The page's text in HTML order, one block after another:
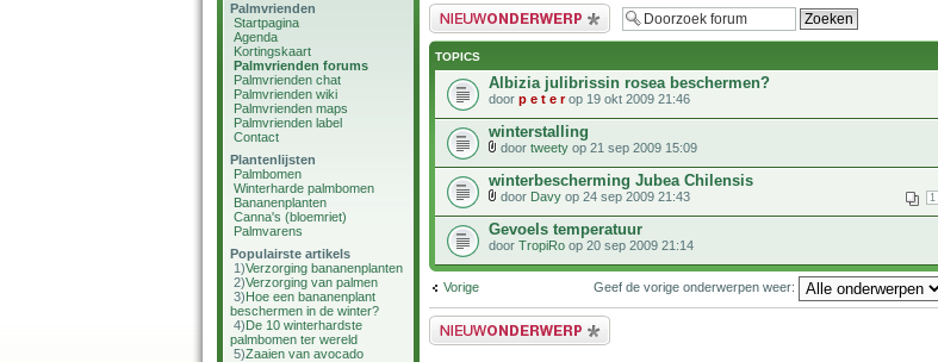
Palmvrienden
Startpagina
Agenda
Kortingskaart
Palmvrienden forums
Palmvrienden chat
Palmvrienden wiki
Palmvrienden maps
Palmvrienden label
Contact
Plantenlijsten
Palmbomen
Winterharde palmbomen
Bananenplanten
Canna's (bloemriet)
Palmvarens
Populairste artikels
1)Verzorging bananenplanten
2)Verzorging van palmen
3)Hoe een bananenplant
beschermen in de winter?
4)De 10 winterhardste
palmbomen ter wereld
5)Zaaien van avocado
Plaats een nieuw bericht
TOPICS
Albizia julibrissin rosea beschermen?
door p e t e rop 19 okt 2009 21:46
winterstalling
door tweety op 21 sep 2009 15:09
winterbescherming Jubea Chilensis
1
door Davy op 24 sep 2009 21:43
Gevoels temperatuur
door TropiRo op 20 sep 2009 21:14
Vorige Geef de vorige onderwerpen weer:
Plaats een nieuw bericht